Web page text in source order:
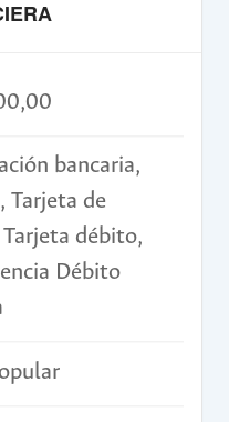
bancaria,
Tarjeta de
débito,
Débito